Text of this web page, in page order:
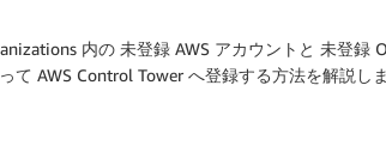
内の 未登録 AWS アカウントと 未登録
て AWS Control Tower へ登録する方法を解説しま